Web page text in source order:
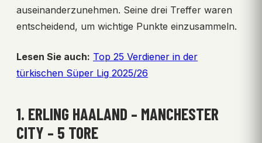
auseinanderzunehmen. Seine drei Treffer waren
entscheidend, um wichtige Punkte einzusammeln.
Lesen Sie auch: Top 25 Verdiener in der
türkischen Süper Lig 2025/26
1. ERLING HAALAND – MANCHESTER
CITY – 5 TORE